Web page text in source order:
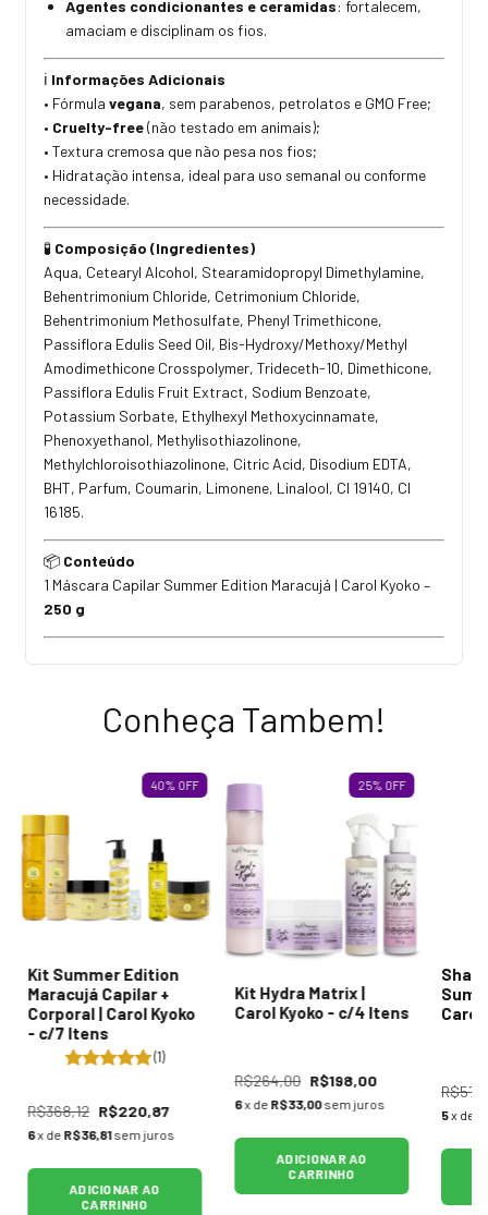
Agentes condicionantes e ceramidas: fortalecem,
amaciam e disciplinam os fios.
ℹ️ Informações Adicionais
• Fórmula vegana, sem parabenos, petrolatos e GMO Free;
• Cruelty-free(não testado em animais);
• Textura cremosa que não pesa nos fios;
• Hidratação intensa, ideal para uso semanal ou conforme
necessidade.
🧪 Composição (Ingredientes)
Aqua, Cetearyl Alcohol, Stearamidopropyl Dimethylamine,
Behentrimonium Chloride, Cetrimonium Chloride,
Behentrimonium Methosulfate, Phenyl Trimethicone,
Passiflora Edulis Seed Oil, Bis-Hydroxy/Methoxy/Methyl
Amodimethicone Crosspolymer, Trideceth-10, Dimethicone,
Passiflora Edulis Fruit Extract, Sodium Benzoate,
Potassium Sorbate, Ethylhexyl Methoxycinnamate,
Phenoxyethanol, Methylisothiazolinone,
Methylchloroisothiazolinone, Citric Acid, Disodium EDTA,
BHT, Parfum, Coumarin, Limonene, Linalool, CI 19140, CI
16185.
📦 Conteúdo
1 Máscara Capilar Summer Edition Maracujá | Carol Kyoko –
250 g
Conheça Tambem!
40% OFF
Kit Summer Edition
Maracujá Capilar +
Corporal | Carol Kyoko
- c/7 Itens
(1)
R$368,12 R$220,87
6x de R$36,81 sem juros
ADICIONAR AO
CARRINHO
25% OFF
Kit Hydra Matrix |
Carol Kyoko - c/4 Itens
R$264,00 R$198,00
6x de R$33,00sem juros
ADICIONAR AO
CARRINHO
Carol
5x de